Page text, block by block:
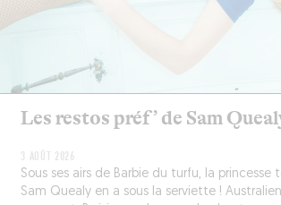
Les restos préf’ de Sam
3 AOÛT 2026
Sous ses airs de Barbie du turfu, la princesse
Sam Quealy en a sous la serviette !